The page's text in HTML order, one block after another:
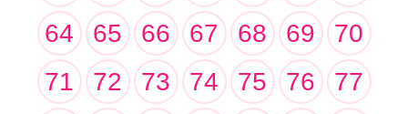
64
65 66 67 68 69
70
71
72 73 74 75 76
77